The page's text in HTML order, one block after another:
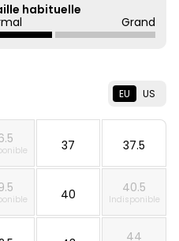
habituelle
Grand
EU US
37 37.5
40 40.5
Indisponible
44